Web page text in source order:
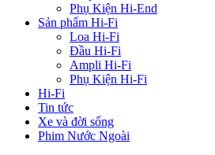
Phụ Kiện Hi-End
Sản phẩm Hi-Fi
Loa Hi-Fi
Đầu Hi-Fi
Ampli Hi-Fi
Phụ Kiện Hi-Fi
Hi-Fi
Tin tức
Xe và đời sống
Phim Nước Ngoài